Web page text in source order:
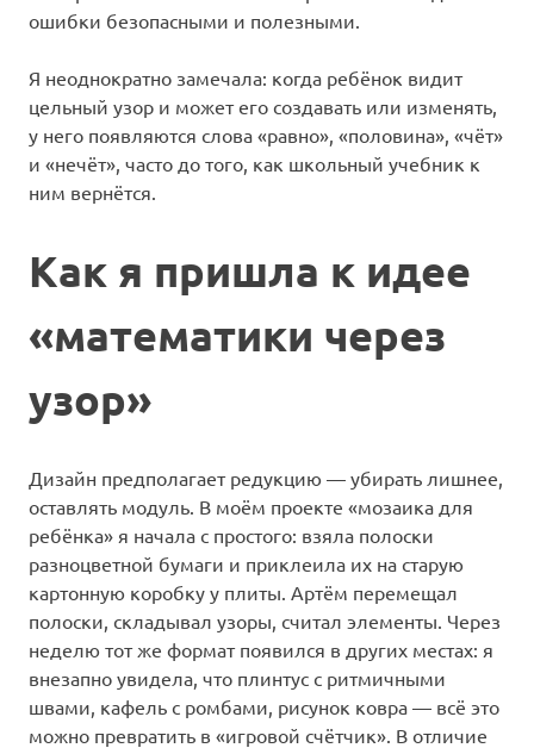
ошибки безопасными и полезными.
Я неоднократно замечала: когда ребёнок видит
цельный узор и может его создавать или изменять,
у него появляются слова «равно», «половина», «чёт»
и «нечёт», часто до того, как школьный учебник к
ним вернётся.
Как я пришла к идее
«математики через
узор»
Дизайн предполагает редукцию — убирать лишнее,
оставлять модуль. В моём проекте «мозаика для
ребёнка» я начала с простого: взяла полоски
разноцветной бумаги и приклеила их на старую
картонную коробку у плиты. Артём перемещал
полоски, складывал узоры, считал элементы. Через
неделю тот же формат появился в других местах: я
внезапно увидела, что плинтус с ритмичными
швами, кафель с ромбами, рисунок ковра — всё это
можно превратить в «игровой счётчик». В отличие